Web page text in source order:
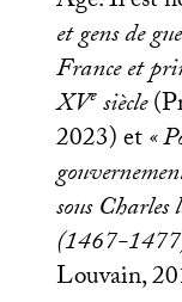
et gens de
France et
XVesiècle
2023) et«
sous Charles
(1467-
Louvain,